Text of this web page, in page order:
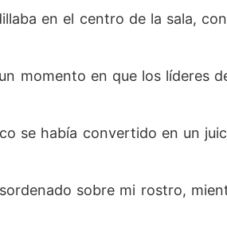
para ejecutarla. Todos
La hija traidora de un Alfa
de Lyra se hundió cuando vio
el agotamiento. Algunos meses
a la Luna rechazada dos veces.
como para darle otra loba? ¿Y
en el centro de la sala,
momento en que los líderes
se había convertido en un
sobre mi rostro,